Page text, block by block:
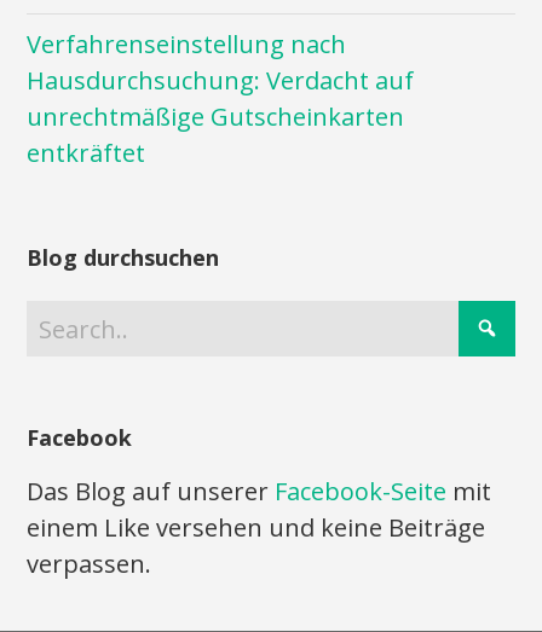
Verfahrenseinstellung nach
Hausdurchsuchung: Verdacht auf
unrechtmäßige Gutscheinkarten
entkräftet
Blog durchsuchen
Facebook
Das Blog auf unserer Facebook-Seite mit
einem Like versehen und keine Beiträge
verpassen.